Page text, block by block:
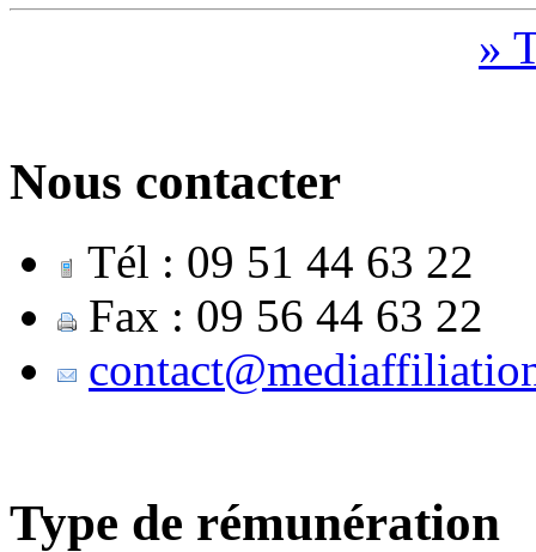
»
Nous contacter
Tél : 09 51 44 63 22
Fax : 09 56 44 63 22
Type de rémunération